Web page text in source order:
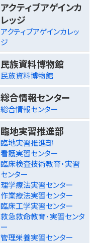
アクティブアゲインカ
レッジ
アクティブアゲインカレッ
ジ
民族資料博物館
民族資料博物館
総合情報センター
総合情報センター
臨地実習推進部
臨地実習推進部
看護実習センター
臨床検査技術教育・実習
センター
理学療法実習センター
作業療法実習センター
臨床工学実習センター
救急救命教育･実習センタ
ー
管理栄養実習センター